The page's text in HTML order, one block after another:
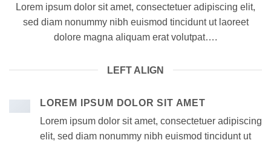
Lorem ipsum dolor sit amet, consectetuer adipiscing elit,
sed diam nonummy nibh euismod tincidunt ut laoreet
dolore magna aliquam erat volutpat….
LEFT ALIGN
LOREM IPSUM DOLOR SIT AMET
Lorem ipsum dolor sit amet, consectetuer adipiscing
elit, sed diam nonummy nibh euismod tincidunt ut